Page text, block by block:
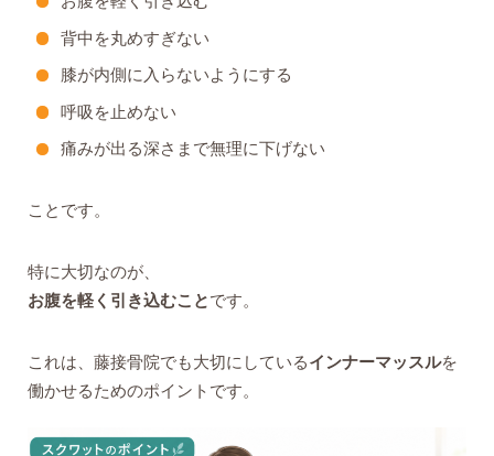
背中を丸めすぎない
膝が内側に入らないようにする
呼吸を止めない
痛みが出る深さまで無理に下げない
ことです。
特に大切なのが、
お腹を軽く引き込むことです。
これは、藤接骨院でも大切にしているインナーマッスルを
働かせるためのポイントです。